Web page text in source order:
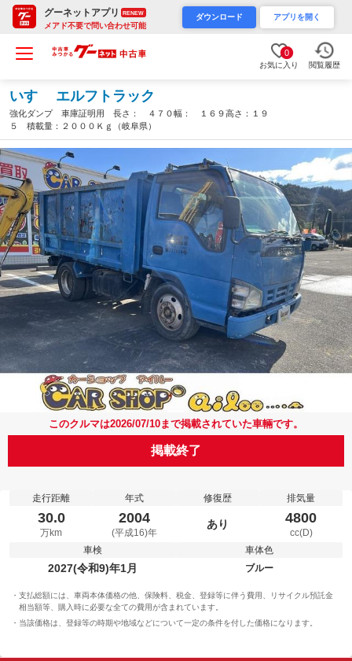
グーネットアプリ RENEW
メアド不要で問い合わせ可能
ダウンロード アプリを開く
0
お気に入り 閲覧履歴
いすゞ エルフトラック
強化ダンプ 車庫証明用 長さ： ４７０幅： １６９高さ：１９
５ 積載量：２０００Ｋｇ（岐阜県）
このクルマは2026/07/10まで掲載されていた車輛です。
掲載終了
走行距離
30.0
万km
年式
2004
(平成16)年
修復歴
あり
排気量
4800
cc(D)
車検
2027(令和9)年1月
車体色
ブルー
支払総額には、車両本体価格の他、保険料、税金、登録等に伴う費用、リサイクル預託金
相当額等、購入時に必要な全ての費用が含まれています。
当該価格は、登録等の時期や地域などについて一定の条件を付した価格になります。